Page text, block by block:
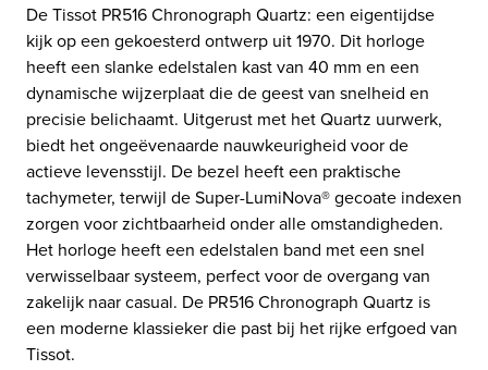
De Tissot PR516 Chronograph Quartz: een eigentijdse
kijk op een gekoesterd ontwerp uit 1970. Dit horloge
heeft een slanke edelstalen kast van 40 mm en een
dynamische wijzerplaat die de geest van snelheid en
precisie belichaamt. Uitgerust met het Quartz uurwerk,
biedt het ongeëvenaarde nauwkeurigheid voor de
actieve levensstijl. De bezel heeft een praktische
tachymeter, terwijl de Super-LumiNova®️ gecoate indexen
zorgen voor zichtbaarheid onder alle omstandigheden.
Het horloge heeft een edelstalen band met een snel
verwisselbaar systeem, perfect voor de overgang van
zakelijk naar casual. De PR516 Chronograph Quartz is
een moderne klassieker die past bij het rijke erfgoed van
Tissot.